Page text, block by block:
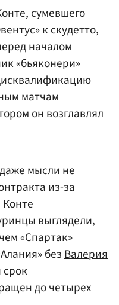
сумевшего
к скудетто,
началом
«бьяконери»
матчам
он возглавлял
мысли не
из-за
выглядели,
«Спартак»
безВалерия
до четырех